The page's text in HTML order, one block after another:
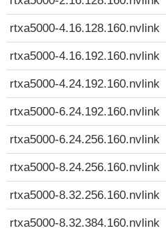
rtxa5000-4.16.128.160.nvlink
rtxa5000-4.16.192.160.nvlink
rtxa5000-4.24.192.160.nvlink
rtxa5000-6.24.192.160.nvlink
rtxa5000-6.24.256.160.nvlink
rtxa5000-8.24.256.160.nvlink
rtxa5000-8.32.256.160.nvlink
rtxa5000-8.32.384.160.nvlink